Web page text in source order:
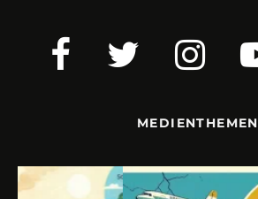
MEDIENTHEMEN